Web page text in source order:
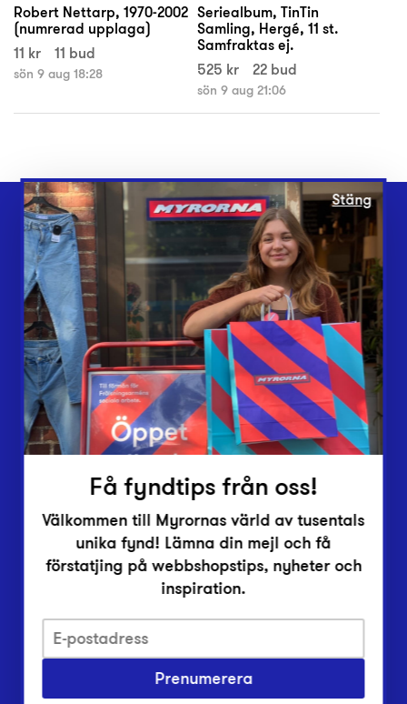
Robert Nettarp, 1970-2002
(numrerad upplaga)
11 kr
11 bud
sön 9 aug 18:28
Seriealbum, TinTin
Samling, Hergé, 11 st.
Samfraktas ej.
525 kr
22 bud
sön 9 aug 21:06
Webbshop
Butiker
Lämna in
Vårt överskott
Inlämningsplatser
Om Myrorna
Lediga jobb
Pressrum
Integritetsskyddspolicy
Har du frågor om onlineköp, leverans eller retur?
Stäng
Få fyndtips från oss!
Välkommen till Myrornas värld av tusentals
unika fynd! Lämna din mejl och få
förstatjing på webbshopstips, nyheter och
inspiration.
Prenumerera